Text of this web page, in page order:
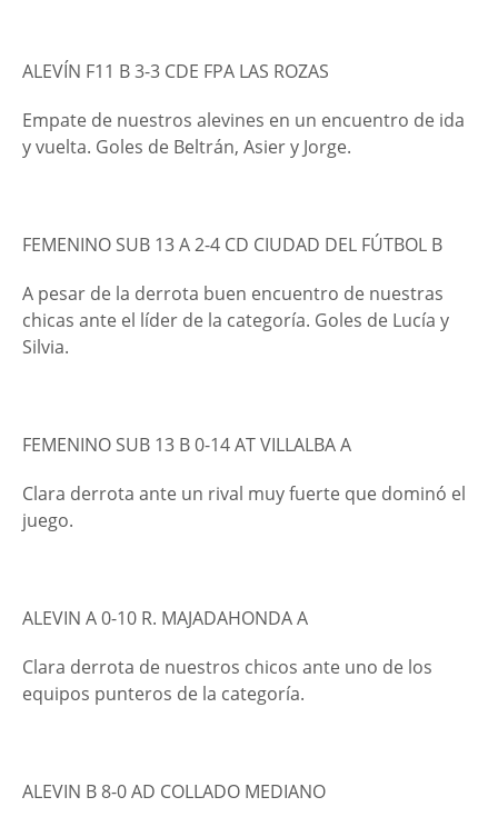
ALEVÍN F11 B 3-3 CDE FPA LAS ROZAS
Empate de nuestros alevines en un encuentro de ida
y vuelta. Goles de Beltrán, Asier y Jorge.
FEMENINO SUB 13 A 2-4 CD CIUDAD DEL FÚTBOL B
A pesar de la derrota buen encuentro de nuestras
chicas ante el líder de la categoría. Goles de Lucía y
Silvia.
FEMENINO SUB 13 B 0-14 AT VILLALBA A
Clara derrota ante un rival muy fuerte que dominó el
juego.
ALEVIN A 0-10 R. MAJADAHONDA A
Clara derrota de nuestros chicos ante uno de los
equipos punteros de la categoría.
ALEVIN B 8-0 AD COLLADO MEDIANO